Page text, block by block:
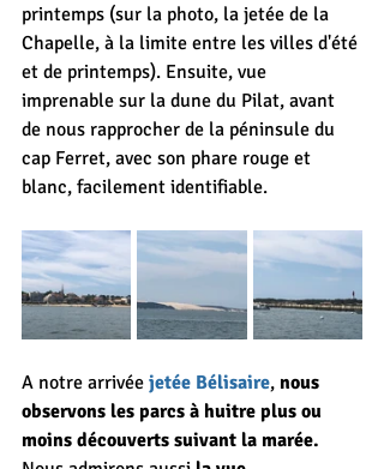
printemps (sur la photo, la jetée de la
Chapelle, à la limite entre les villes d'été
et de printemps). Ensuite, vue
imprenable sur la dune du Pilat, avant
de nous rapprocher de la péninsule du
cap Ferret, avec son phare rouge et
blanc, facilement identifiable.
A notre arrivée jetée Bélisaire, nous
observons les parcs à huitre plus ou
moins découverts suivant la marée.